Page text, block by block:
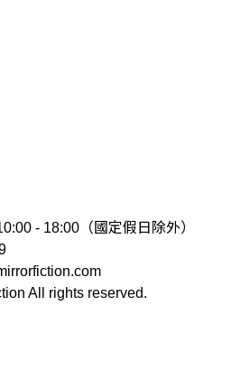
- 18:00（國定假日除外）
All rights reserved.